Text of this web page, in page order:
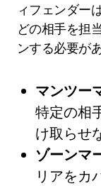
ィフェンダー
どの相手を担
ンする必要が
マンツー
特定の相
け取らせ
ゾーンマ
リアをカ